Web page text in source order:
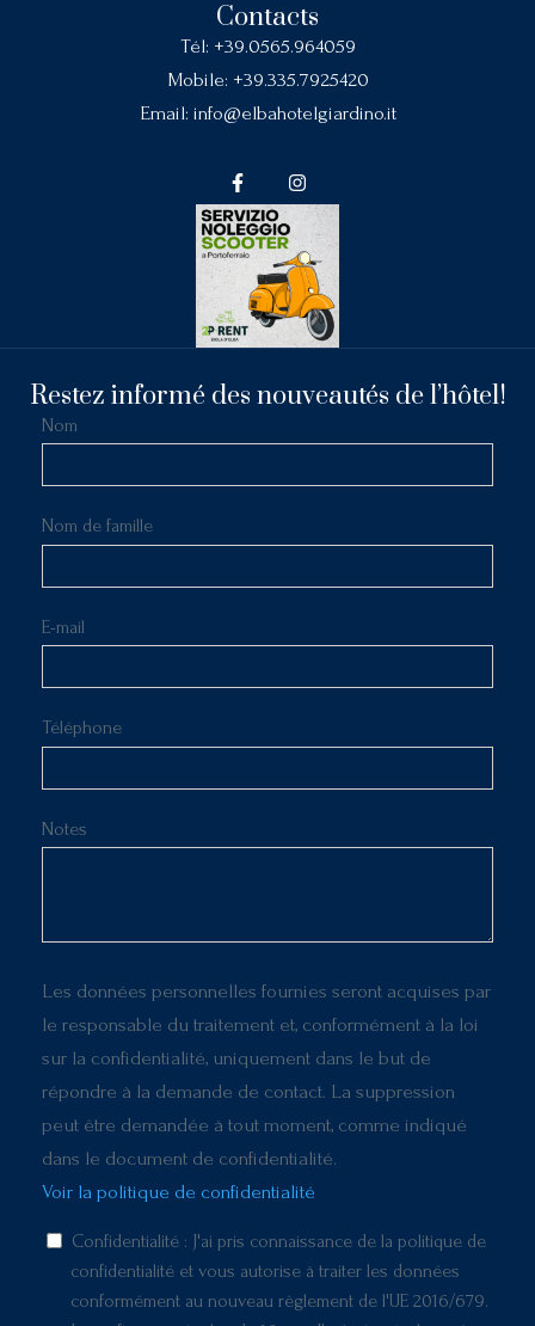
Contacts
Tél: +39.0565.964059
Mobile: +39.335.7925420
Email: info@elbahotelgiardino.it
Restez informé des nouveautés de l’hôtel!
Nom
Nom de famille
E-mail
Téléphone
Notes
Les données personnelles fournies seront acquises par
le responsable du traitement et, conformément à la loi
sur la confidentialité, uniquement dans le but de
répondre à la demande de contact. La suppression
peut être demandée à tout moment, comme indiqué
dans le document de confidentialité.
Voir la politique de confidentialité
Confidentialité : J'ai pris connaissance de la politique de
confidentialité et vous autorise à traiter les données
conformément au nouveau règlement de l'UE 2016/679.